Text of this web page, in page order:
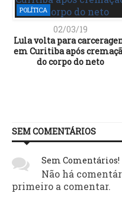
POLÍTICA
02/03/19
Lula volta para
em Curitiba após
do corpo do neto
SEM COMENTÁRIOS
Sem Comentários!
Não há
primeiro a comentar.